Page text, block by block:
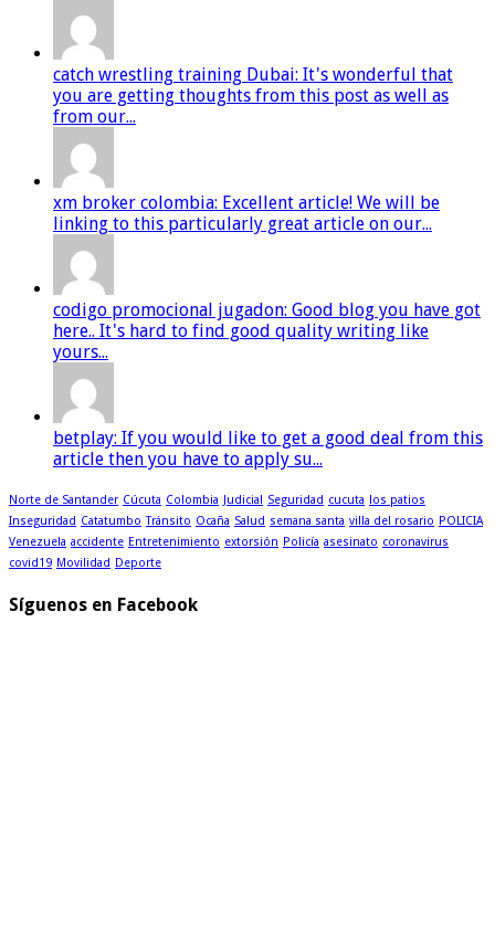
catch wrestling training Dubai: It's wonderful that
you are getting thoughts from this post as well as
from our...
xm broker colombia: Excellent article! We will be
linking to this particularly great article on our...
codigo promocional jugadon: Good blog you have got
here.. It's hard to find good quality writing like
yours...
betplay: If you would like to get a good deal from this
article then you have to apply su...
Norte de Santander Cúcuta Colombia Judicial Seguridad cucuta los patios
Inseguridad Catatumbo Tránsito Ocaña Salud semana santa villa del rosario POLICIA
Venezuela accidente Entretenimiento extorsión Policía asesinato coronavirus
covid19 Movilidad Deporte
Síguenos en Facebook